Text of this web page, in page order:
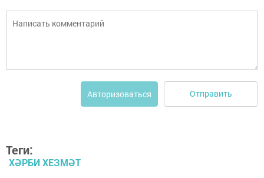
Авторизоваться Отправить
Теги:
ХӘРБИ ХЕЗМӘТ